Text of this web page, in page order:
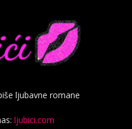
ljubavne romane
ljubici.com